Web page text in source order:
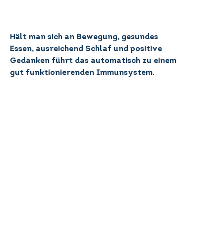
Hält man sich an Bewegung, gesundes
Essen, ausreichend Schlaf und positive
Gedanken führt das automatisch zu einem
gut funktionierenden Immunsystem.